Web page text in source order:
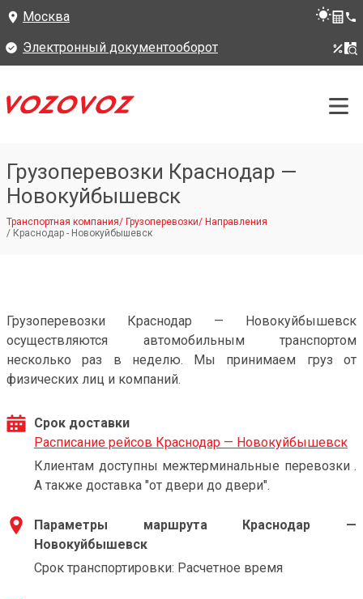
Москва
Электронный документооборот
Грузоперевозки Краснодар —
Новокуйбышевск
Транспортная компания/ Грузоперевозки/ Направления
/ Краснодар - Новокуйбышевск
Грузоперевозки Краснодар — Новокуйбышевск
осуществляются автомобильным транспортом
несколько раз в неделю. Мы принимаем груз от
физических лиц и компаний.
Срок доставки
Расписание рейсов Краснодар — Новокуйбышевск
Клиентам доступны межтерминальные перевозки .
А также доставка "от двери до двери".
Параметры маршрута Краснодар —
Новокуйбышевск
Срок транспортировки: Расчетное время